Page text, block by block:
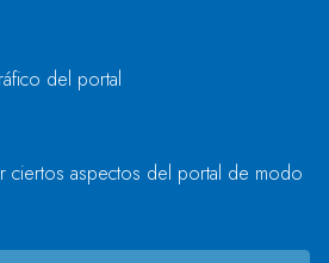
del portal
ciertos aspectos del portal de modo